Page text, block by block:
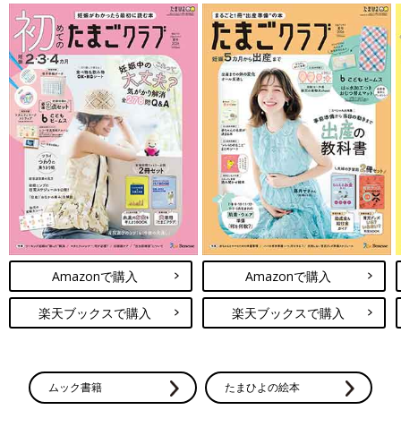
気持ちより『なんでできないんだろう』という焦りのほうが断然
強く、常にピリピリイライラしていました。それがつらくて、夫
と『子どもがいなくても僕らの人生は楽しいよ』と話し合って治
療をやめたんです。そしたらスッキリして、2人暮らしがとても
幸せになったんです。気楽だし身軽だし。すっかり満足していた
ので、妊娠がわかった時は、その幸せが壊れる不安が大きかった
です」
「妊娠しといてムリだなんて言っちゃいけない」
Amazonで購入
楽天ブックスで購入
Amazonで購入
楽天ブックスで購入
ムック書籍 たまひよの絵本